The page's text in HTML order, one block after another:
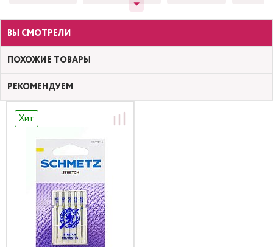
ВЫ СМОТРЕЛИ
ПОХОЖИЕ ТОВАРЫ
РЕКОМЕНДУЕМ
Хит